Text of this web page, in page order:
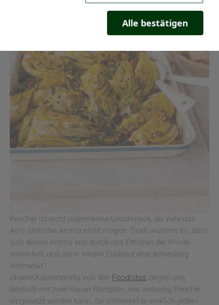
Alle bestätigen
Fenchel ist nicht jedermanns Geschmack, da viele das
Anis-ähnliche Aroma nicht mögen. Doch wusstet ihr, dass
sich dieses Aroma erst durch das Erhitzen der Knolle
entwickelt und sie in rohem Zustand eher feinwürzig
schmeckt?
Unsere Küchenprofis von den Foodistas zeigen uns
deshalb mit zwei neuen Rezepten, wie vielseitig Fenchel
eingesetzt werden kann. So schmeckt er wirklich jedem -